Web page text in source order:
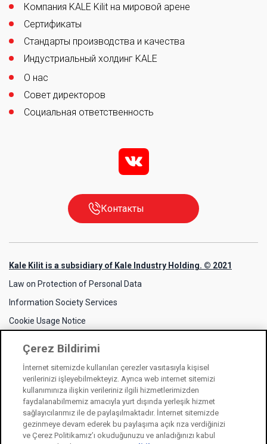
Компания KALE Kilit на мировой арене
Сертификаты
Стандарты производства и качества
Индустриальный холдинг KALE
О нас
Совет директоров
Социальная ответственность
v
Контакты
Kale Kilit is a subsidiary of Kale Industry Holding. © 2021
Law on Protection of Personal Data
Information Society Services
Cookie Usage Notice
Çerez Bildirimi
İnternet sitemizde kullanılan çerezler vasıtasıyla kişisel
verilerinizi işleyebilmekteyiz. Ayrıca web internet sitemizi
kullanımınıza ilişkin verileriniz ilgili hizmetlerimizden
faydalanabilmemiz amacıyla yurt dışında yerleşik hizmet
sağlayıcılarımız ile de paylaşılmaktadır. İnternet sitemizde
gezinmeye devam ederek bu paylaşıma açık rıza verdiğinizi
ve Çerez Politikamız’ı okuduğunuzu ve anladığınızı kabul